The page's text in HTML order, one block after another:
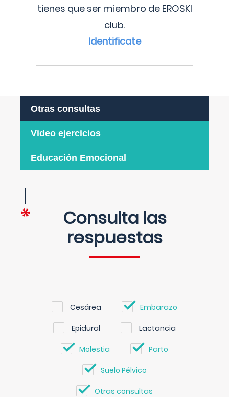
tienes que ser miembro de EROSKI
club.
Identificate
Otras consultas
Video ejercicios
Educación Emocional
Consulta las
respuestas
Cesárea Embarazo
Epidural Lactancia
Molestia Parto
Suelo Pélvico
Otras consultas